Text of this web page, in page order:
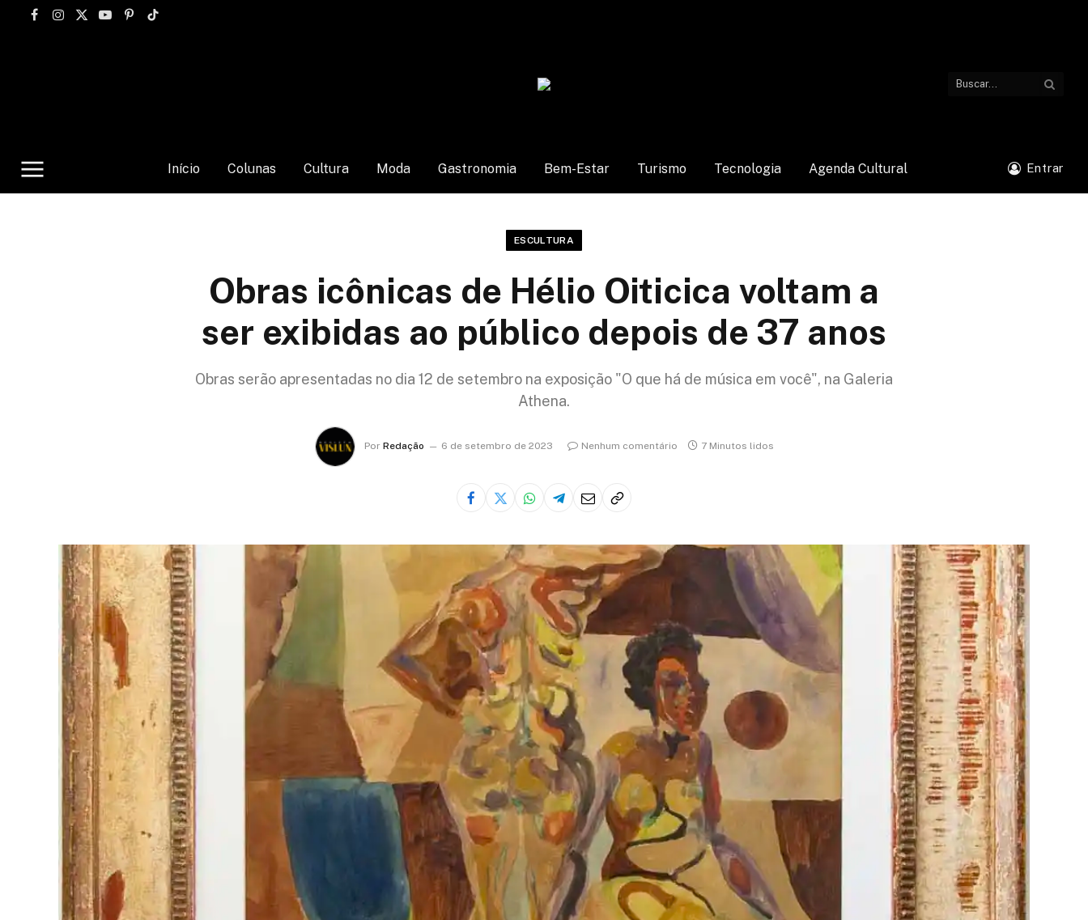
Facebook
Instagram
X
YouTubePinterest
TikTok
Início Colunas Cultura Moda Gastronomia Bem-Estar Turismo Tecnologia Agenda Cultural Entrar
ESCULTURA
Obras icônicas de Hélio Oiticica voltam a
ser exibidas ao público depois de 37 anos
Obras serão apresentadas no dia 12 de setembro na exposição "O que há de música em você", na Galeria
Athena.
Por Redação 6 de setembro de 2023 Nenhum comentário 7 Minutos lidos